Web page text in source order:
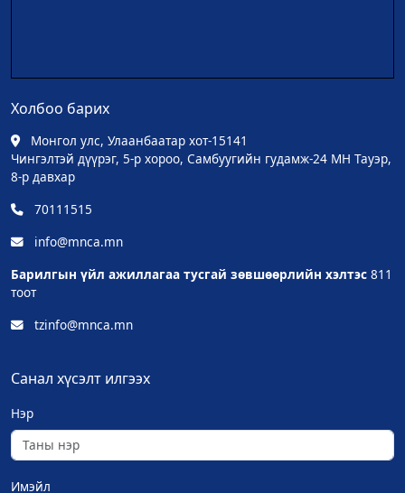
Холбоо барих
Монгол улс, Улаанбаатар хот-15141
Чингэлтэй дүүрэг, 5-р хороо, Самбуугийн гудамж-24 МН Тауэр,
8-р давхар
70111515
info@mnca.mn
Барилгын үйл ажиллагаа тусгай зөвшөөрлийн хэлтэс 811
тоот
tzinfo@mnca.mn
Санал хүсэлт илгээх
Нэр
Имэйл